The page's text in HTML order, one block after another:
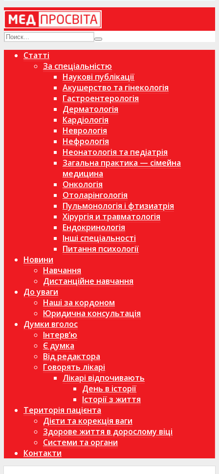
Статті
За спеціальністю
Наукові публікації
Акушерство та гінекологія
Гастроентерологія
Дерматологія
Кардіологія
Неврологія
Нефрологія
Неонатологія та педіатрія
Загальна практика — сімейна
медицина
Онкологія
Отоларінгологія
Пульмонологія і фтизиатрія
Хірургія и травматологія
Ендокринологія
Інші спеціальності
Питання психології
Новини
Навчання
Дистанційне навчання
До уваги
Наші за кордоном
Юридична консультація
Думки вголос
Інтерв’ю
Є думка
Від редактора
Говорять лікарі
Лікарі відпочивають
День в історії
Історії з життя
Територія пацієнта
Дієти та корекція ваги
Здорове життя в дорослому віці
Системи та органи
Контакти